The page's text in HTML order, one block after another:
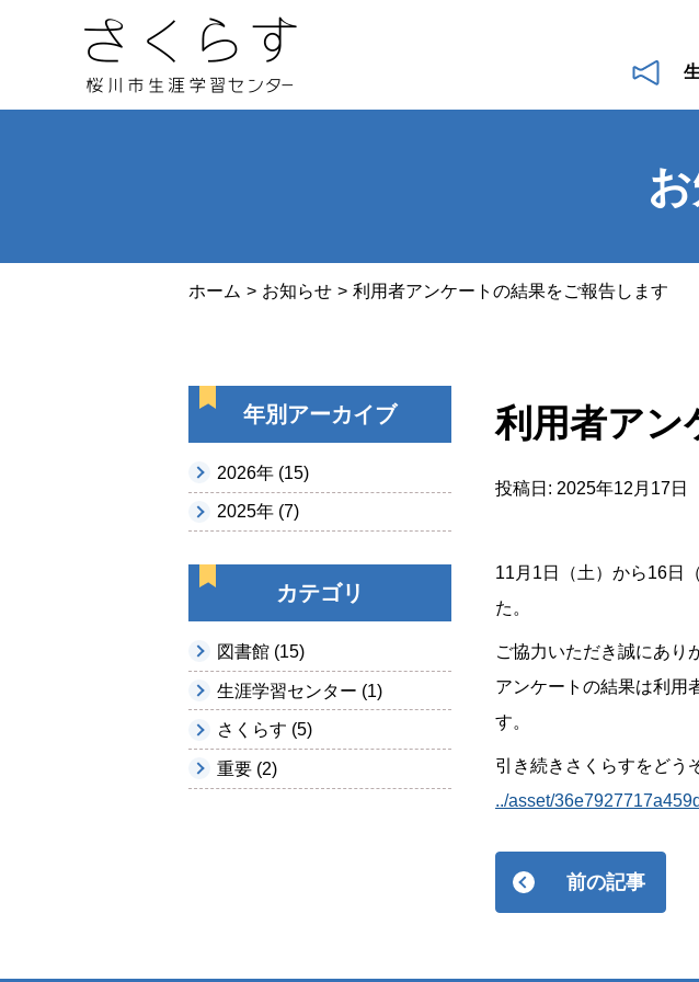
ホーム お知らせ 利用者アンケートの結果をご報告します
年別アーカイブ
2026年 (15)
2025年 (7)
カテゴリ
図書館 (15)
生涯学習センター (1)
さくらす (5)
重要 (2)
利用者アン
投稿日: 2025年12月17日
11月1日（土）から16日
た。
ご協力いただき誠にあり
アンケートの結果は利用
す。
引き続きさくらすをどう
../asset/
前の記事